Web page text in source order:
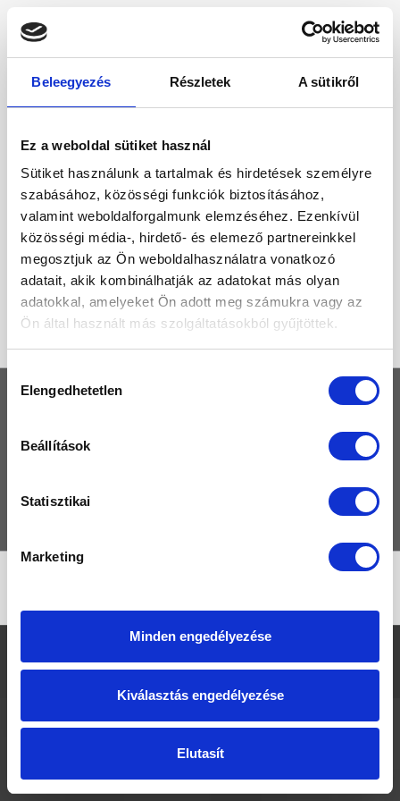
Beleegyezés Részletek A sütikről
Ez a weboldal sütiket használ
Sütiket használunk a tartalmak és hirdetések személyre
szabásához, közösségi funkciók biztosításához,
valamint weboldalforgalmunk elemzéséhez. Ezenkívül
közösségi média-, hirdető- és elemező partnereinkkel
megosztjuk az Ön weboldalhasználatra vonatkozó
adatait, akik kombinálhatják az adatokat más olyan
adatokkal, amelyeket Ön adott meg számukra vagy az
Ön által használt más szolgáltatásokból gyűjtöttek.
Hozzájárulás
kiválasztása
Elengedhetetlen
Beállítások
Statisztikai
Marketing
Minden engedélyezése
Kiválasztás engedélyezése
Elutasít
KEZDŐLAP
MÁRKÁK
Fürdő Outlet © Kád, Masszázsrendszer, Zuhanytálca kiárusítás
nyilatkozat|Adatvédelmi irányelvek